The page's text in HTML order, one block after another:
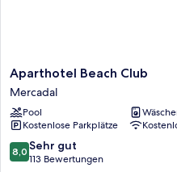
Aparthotel
Beach
Club
Mercadal
Aparthotel Beach Club
Mercadal
Pool
Kostenlose Parkplätze
8.0
von
8,0 Sehr gut
113 Bewertungen